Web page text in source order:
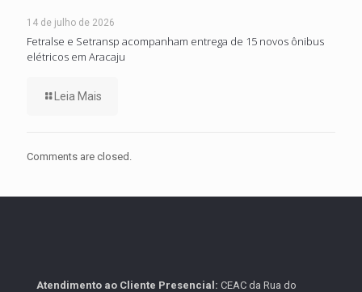
14 de julho de 2026
Fetralse e Setransp acompanham entrega de 15 novos ônibus
elétricos em Aracaju
Leia Mais
Comments are closed.
Atendimento ao Cliente Presencial: CEAC da Rua do